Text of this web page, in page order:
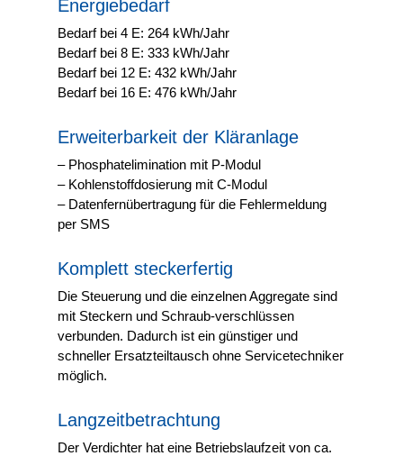
Energiebedarf
Bedarf bei 4 E: 264 kWh/Jahr
Bedarf bei 8 E: 333 kWh/Jahr
Bedarf bei 12 E: 432 kWh/Jahr
Bedarf bei 16 E: 476 kWh/Jahr
Erweiterbarkeit der Kläranlage
– Phosphatelimination mit P-Modul
– Kohlenstoffdosierung mit C-Modul
– Datenfernübertragung für die Fehlermeldung
per SMS
Komplett steckerfertig
Die Steuerung und die einzelnen Aggregate sind
mit Steckern und Schraub-verschlüssen
verbunden. Dadurch ist ein günstiger und
schneller Ersatzteiltausch ohne Servicetechniker
möglich.
Langzeitbetrachtung
Der Verdichter hat eine Betriebslaufzeit von ca.